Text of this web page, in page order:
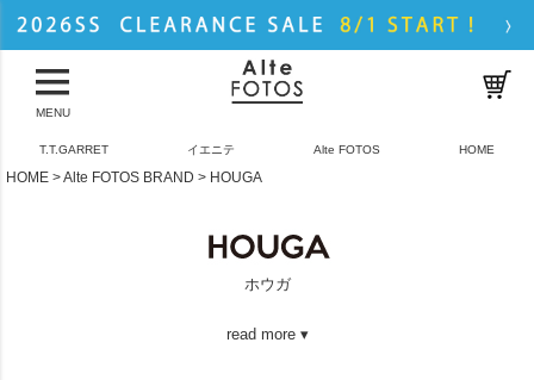
MENU
T.T.GARRET イエニテ Alte FOTOS HOME
HOME Alte FOTOS BRAND HOUGA
ホウガ
read more ▾